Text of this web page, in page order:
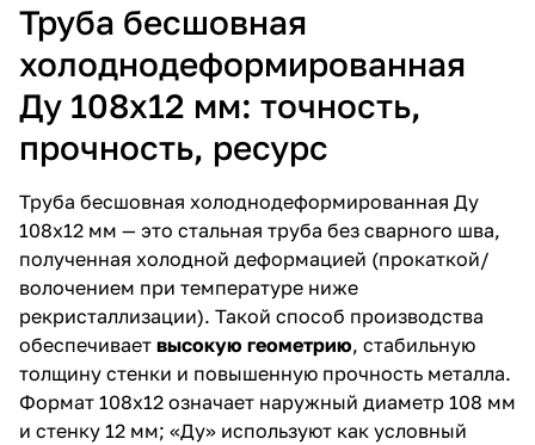
Труба бесшовная
холоднодеформированная
Ду 108х12 мм: точность,
прочность, ресурс
Труба бесшовная холоднодеформированная Ду
108х12 мм — это стальная труба без сварного шва,
полученная холодной деформацией (прокаткой/
волочением при температуре ниже
рекристаллизации). Такой способ производства
обеспечивает высокую геометрию, стабильную
толщину стенки и повышенную прочность металла.
Формат 108х12 означает наружный диаметр 108 мм
и стенку 12 мм; «Ду» используют как условный